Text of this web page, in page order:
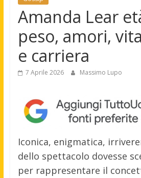
Amanda Lear
peso, amori,
e carriera
7 Aprile 2026 Massimo Lupo
Iconica, enigmatica,
dello spettacolo dovesse
per rappresentare il